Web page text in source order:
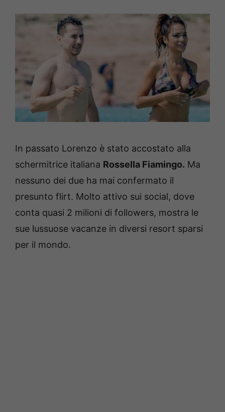
In passato Lorenzo è stato accostato alla
schermitrice italiana Rossella Fiamingo. Ma
nessuno dei due ha mai confermato il
presunto flirt. Molto attivo sui social, dove
conta quasi 2 milioni di followers, mostra le
sue lussuose vacanze in diversi resort sparsi
per il mondo.